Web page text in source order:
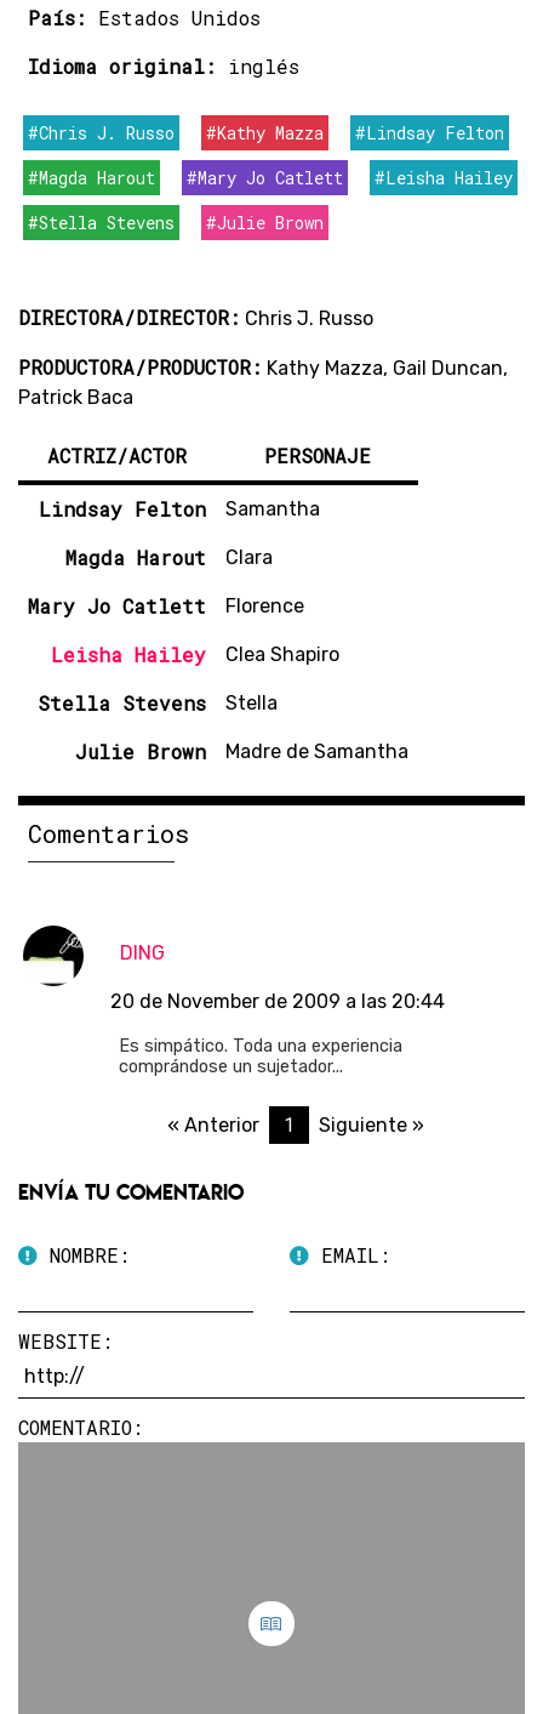
País: Estados Unidos
Idioma original: inglés
#Chris J. Russo #Kathy Mazza
#Lindsay Felton
#Magda Harout
#Mary Jo Catlett
#Leisha Hailey
#Stella Stevens
#Julie Brown
DIRECTORA/DIRECTOR: Chris J. Russo
PRODUCTORA/PRODUCTOR: Kathy Mazza, Gail Duncan,
Patrick Baca
ACTRIZ/ACTOR PERSONAJE
Lindsay Felton Samantha
Magda Harout Clara
Mary Jo Catlett Florence
Leisha Hailey Clea Shapiro
Stella Stevens Stella
Julie Brown Madre de Samantha
Comentarios
DING
20 de November de 2009 a las 20:44
Es simpático. Toda una experiencia
comprándose un sujetador...
« Anterior 1 Siguiente »
Envía tu comentario
NOMBRE: EMAIL:
WEBSITE:
COMENTARIO: